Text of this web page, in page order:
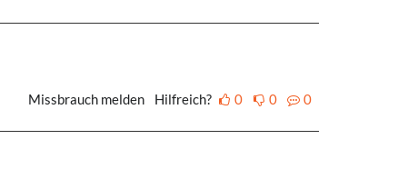
Missbrauch melden Hilfreich? 0 0 0